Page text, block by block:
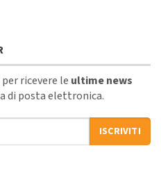
ricevere le ultime news
di posta elettronica.
ISCRIVITI